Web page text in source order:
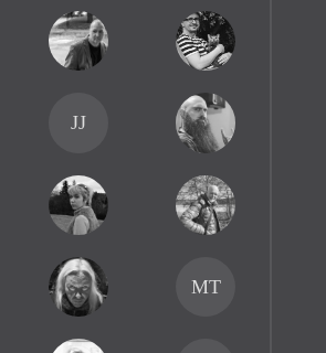
JJ
MT